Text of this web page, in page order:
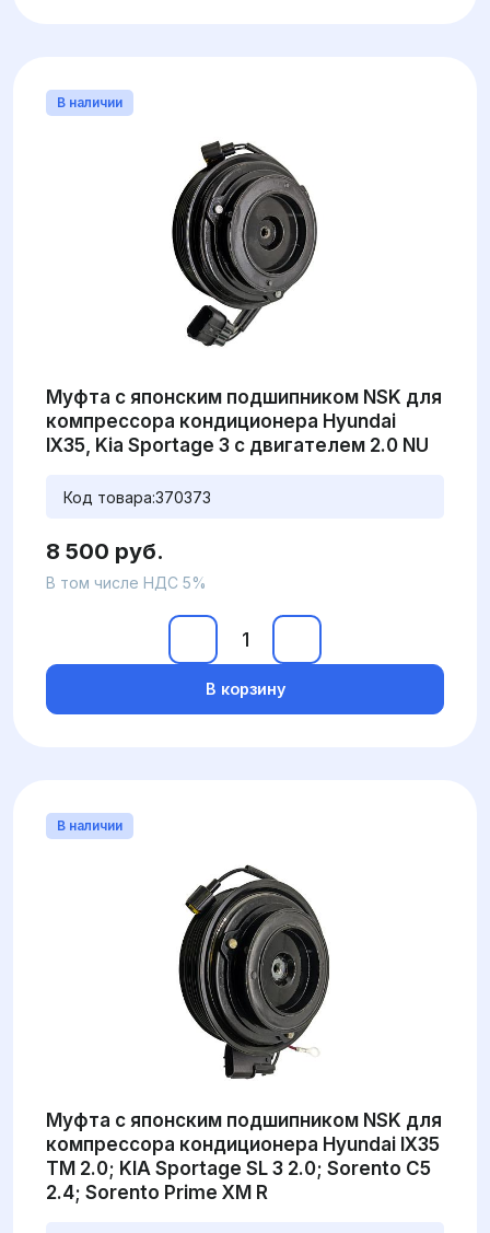
В наличии
Муфта с японским подшипником NSK для
компрессора кондиционера Hyundai
IX35, Kia Sportage 3 с двигателем 2.0 NU
Код товара:370373
8 500 руб.
В том числе НДС 5%
В корзину
В наличии
Муфта с японским подшипником NSK для
компрессора кондиционера Hyundai IX35
TM 2.0; KIA Sportage SL 3 2.0; Sorento C5
2.4; Sorento Prime XM R